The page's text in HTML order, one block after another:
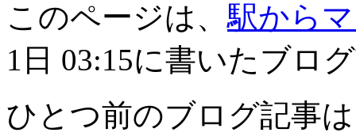
このページは、駅から
1日 03:15に書いたブロ
ひとつ前のブログ記事